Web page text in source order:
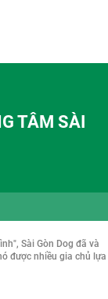
TÂM SÀI
Sài Gòn Dog đã và
được nhiều gia chủ lựa